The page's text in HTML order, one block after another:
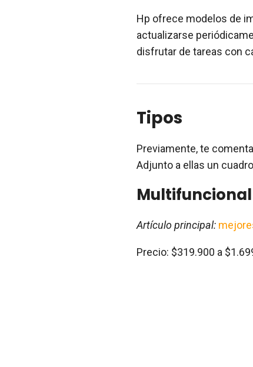
Hp ofrece modelos de
actualizarse
disfrutar de tareas con
Tipos
Previamente, te
Adjunto a ellas un
Multifuncional
Artículo principal:
Precio: $319.900 a